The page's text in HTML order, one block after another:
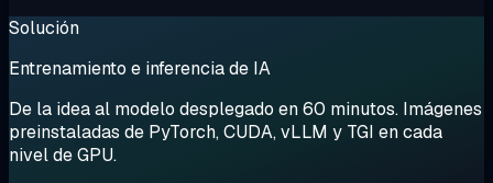
Solución
Entrenamiento e inferencia de IA
De la idea al modelo desplegado en 60 minutos. Imágenes
preinstaladas de PyTorch, CUDA, vLLM y TGI en cada
nivel de GPU.